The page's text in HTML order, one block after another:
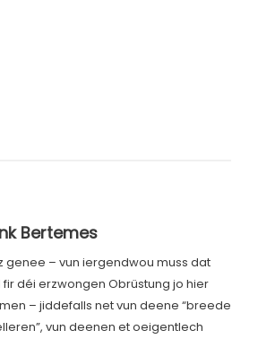
Bertemes
genee – vun iergendwou muss dat
fir déi erzwongen Obrüstung jo hier
– jiddefalls net vun deene “breede
vun deenen et oeigentlech